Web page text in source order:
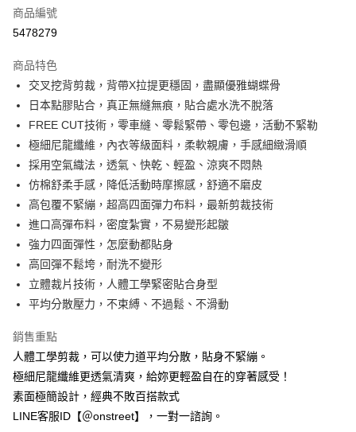
信用卡分期付款
合作金庫商業銀行
華南商業銀行
彰化商業銀行
上海商業儲蓄銀行
台北富邦商業銀行
國泰世華商業銀行
兆豐國際商業銀行
臺灣中小企業銀行
台中商業銀行
匯豐（台灣）商業銀行
華泰商業銀行
聯邦商業銀行
遠東國際商業銀行
元大商業銀行
永豐商業銀行
玉山商業銀行
星展（台灣）商業銀行
台新國際商業銀行
中國信託商業銀行
台灣樂天信用卡公司
超商取貨付款
LINE Pay
Apple Pay
街口支付
AFTEE先享後付
相關說明
【關於「AFTEE先享後付」】
AFTEE先享後付是「在收到商品之後才付款」的支付方式。 讓您購物簡單
便利好安心！
１．簡單：不需註冊會員、不需綁卡、不需儲值。
３．安心：先確認商品／服務後，再付款。
【「AFTEE先享後付」結帳流程】
１．於結帳方式選擇「AFTEE先享後付」後，將跳轉至「AFTEE先享後付」
結帳頁面，進行簡訊認證並確認金額後，即可完成結帳。
３．收到繳費通知簡訊後14天內，點擊此簡訊中的連結，可透過四大超商／
運送方式
全家付款取貨
每筆NT$80，滿NT$1,500(含以上)免運費
付款後全家取貨
每筆NT$80，滿NT$1,500(含以上)免運費
商品編號
5478279
商品特色
交叉挖背剪裁，背帶X拉提更穩固，盡顯優雅蝴蝶骨
日本點膠貼合，真正無縫無痕，貼合處水洗不脫落
FREE CUT技術，零車縫、零鬆緊帶、零包邊，活動不緊勒
極細尼龍纖維，內衣等級面料，柔軟親膚，手感細緻滑順
採用空氣織法，透氣、快乾、輕盈、涼爽不悶熱
仿棉舒柔手感，降低活動時摩擦感，舒適不磨皮
高包覆不緊繃，超高四面彈力布料，最新剪裁技術
進口高彈布料，密度紮實，不易變形起皺
強力四面彈性，怎麼動都貼身
高回彈不鬆垮，耐洗不變形
立體裁片技術，人體工學緊密貼合身型
平均分散壓力，不束縛、不過鬆、不滑動
銷售重點
人體工學剪裁，可以使力道平均分散，貼身不緊繃。
極細尼龍纖維更透氣清爽，給妳更輕盈自在的穿著感受！
素面極簡設計，經典不敗百搭款式
LINE客服ID【＠onstreet】，一對一諮詢。